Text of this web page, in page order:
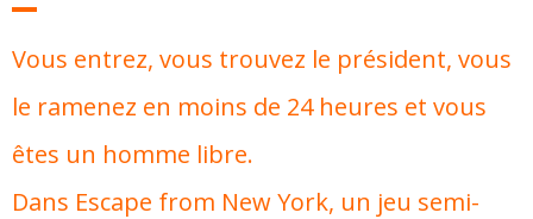
Vous entrez, vous trouvez le président, vous
le ramenez en moins de 24 heures et vous
êtes un homme libre.
Dans Escape from New York, un jeu semi-